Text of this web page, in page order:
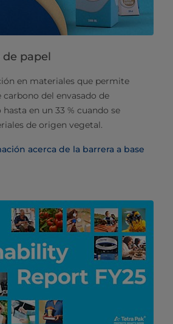
de papel
en materiales que permite
del envasado de
en un 33 % cuando se
de origen vegetal.
acerca de la barrera a base